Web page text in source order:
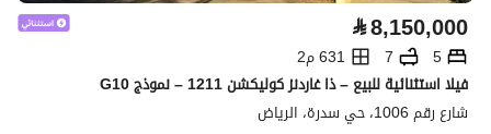
⃁8,150,000
5
7
631 م2
فيلا استثنائية للبيع – ذا غاردنز كوليكشن 1211 – نموذج G10
شارع رقم 1006، حي سدرة، الرياض